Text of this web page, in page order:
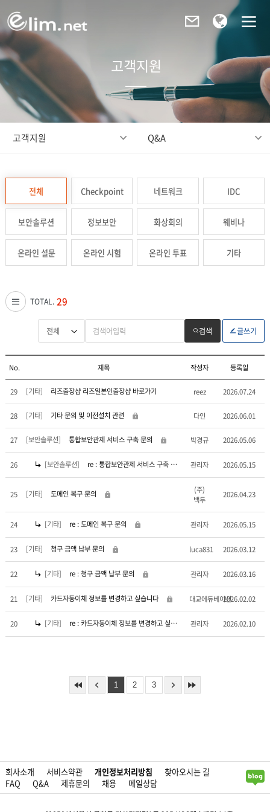
고객지원
고객지원 Q&A
전체 Checkpoint 네트워크 IDC
보안솔루션 정보보안 화상회의 웨비나
온라인 설문 온라인 시험 온라인 투표 기타
TOTAL. 29
검색 글쓰기
No. 제목 작성자 등록일
29 [기타] 리즈출장샵 리즈일본인출장샵 바로가기 reez 2026.07.24
28 [기타] 기타 문의 및 이전설치 관련 다인 2026.06.01
27 [보안솔루션] 통합보안관제 서비스 구축 문의 박경규 2026.05.06
26 [보안솔루션] re : 통합보안관제 서비스 구축 문의 관리자 2026.05.15
25 [기타] 도메인 복구 문의
(주)
백두
2026.04.23
24 [기타] re : 도메인 복구 문의 관리자 2026.05.15
23 [기타] 청구 금액 납부 문의 luca831 2026.03.12
22 [기타] re : 청구 금액 납부 문의 관리자 2026.03.16
21 [기타] 카드자동이체 정보를 변경하고 싶습니다 대교에듀베이션2026.02.02
20 [기타] re : 카드자동이체 정보를 변경하고 싶습니다 관리자 2026.02.10
1 2 3
회사소개 서비스약관 개인정보처리방침
찾아오시는 길
FAQ
Q&A 제휴문의 채용 메일상담